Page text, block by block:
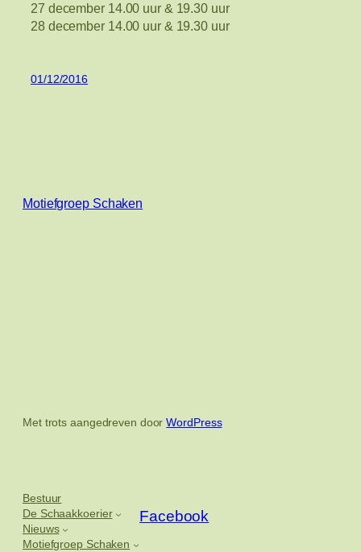
27 december 14.00 uur & 19.30 uur
28 december 14.00 uur & 19.30 uur
01/12/2016
Motiefgroep Schaken
Met trots aangedreven doorWordPress
Bestuur
De Schaakkoerier
Nieuws
Motiefgroep Schaken
Facebook